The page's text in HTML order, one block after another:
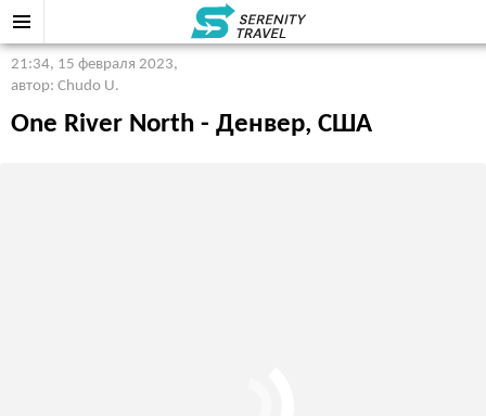
21:34, 15 февраля 2023,
автор: Chudo U.
One River North - Денвер, США